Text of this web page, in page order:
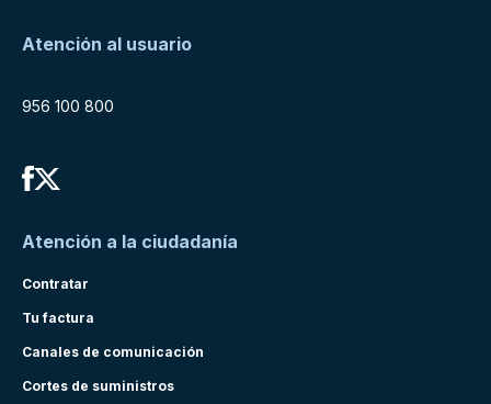
Atención al usuario
956 100 800
Atención a la ciudadanía
Contratar
Tu factura
Canales de comunicación
Cortes de suministros